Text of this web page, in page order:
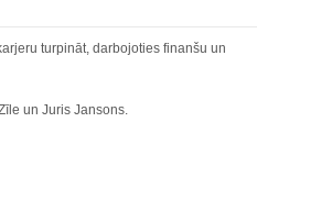
turpināt, darbojoties finanšu un
un Juris Jansons.